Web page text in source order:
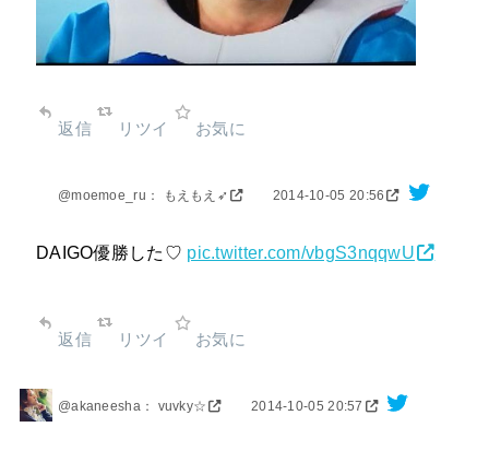
返信 リツイ お気に
@moemoe_ru： もえもえ➶ 2014-10-05 20:56
DAIGO優勝した♡ pic.twitter.com/vbgS3nqqwU
返信 リツイ お気に
@akaneesha： vuvky☆ 2014-10-05 20:57